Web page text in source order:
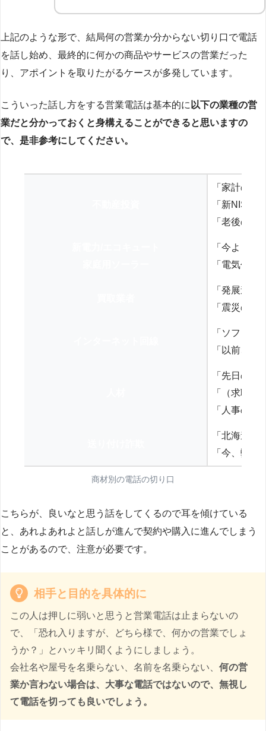
上記のような形で、結局何の営業か分からない切り口で電話
を話し始め、最終的に何かの商品やサービスの営業だった
り、アポイントを取りたがるケースが多発しています。
こういった話し方をする営業電話は基本的に 以下の業種の営
業だと分かっておくと身構えることができると思いますの
で、是非参考にしてください。
「家計の見
「新NISA
「老後の
「今より
「電気代を
「発展途
「震災の
「ソフト
「以前、
「先日の
「（求職
「人事の方
「北海道
「今、弊
商材別の電話の切り口
こちらが、良いなと思う話をしてくるので耳を傾けている
と、あれよあれよと話しが進んで契約や購入に進んでしまう
ことがあるので、注意が必要です。
相手と目的を具体的に
この人は押しに弱いと思うと営業電話は止まらないの
で、「恐れ入りますが、どちら様で、何かの営業でしょ
うか？」とハッキリ聞くようにしましょう。
会社名や屋号を名乗らない、名前を名乗らない、 何の営
業か言わない場合は、大事な電話ではないので、無視し
て電話を切っても良いでしょう。